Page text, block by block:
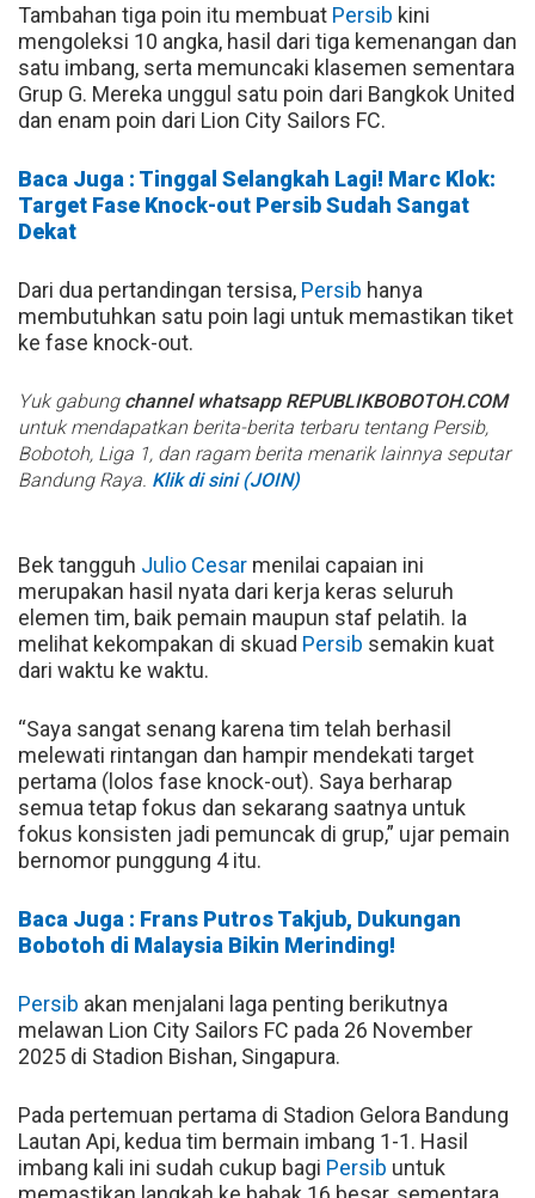
Tambahan tiga poin itu membuat Persib kini
mengoleksi 10 angka, hasil dari tiga kemenangan dan
satu imbang, serta memuncaki klasemen sementara
Grup G. Mereka unggul satu poin dari Bangkok United
dan enam poin dari Lion City Sailors FC.
Baca Juga : Tinggal Selangkah Lagi! Marc Klok:
Target Fase Knock-out Persib Sudah Sangat
Dekat
Dari dua pertandingan tersisa, Persib hanya
membutuhkan satu poin lagi untuk memastikan tiket
ke fase knock-out.
Yuk gabung channel whatsapp REPUBLIKBOBOTOH.COM
untuk mendapatkan berita-berita terbaru tentang Persib,
Bobotoh, Liga 1, dan ragam berita menarik lainnya seputar
Bandung Raya. Klik di sini (JOIN)
Bek tangguh Julio Cesar menilai capaian ini
merupakan hasil nyata dari kerja keras seluruh
elemen tim, baik pemain maupun staf pelatih. Ia
melihat kekompakan di skuad Persib semakin kuat
dari waktu ke waktu.
“Saya sangat senang karena tim telah berhasil
melewati rintangan dan hampir mendekati target
pertama (lolos fase knock-out). Saya berharap
semua tetap fokus dan sekarang saatnya untuk
fokus konsisten jadi pemuncak di grup,” ujar pemain
bernomor punggung 4 itu.
Baca Juga : Frans Putros Takjub, Dukungan
Bobotoh di Malaysia Bikin Merinding!
Persib akan menjalani laga penting berikutnya
melawan Lion City Sailors FC pada 26 November
2025 di Stadion Bishan, Singapura.
Pada pertemuan pertama di Stadion Gelora Bandung
Lautan Api, kedua tim bermain imbang 1-1. Hasil
imbang kali ini sudah cukup bagi Persib untuk